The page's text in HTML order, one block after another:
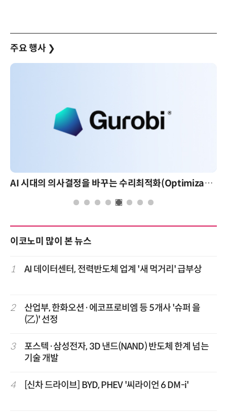
주요 행사 ❯
AI 시대의 의사결정을 바꾸는 수리최적화(Optimization): 실제 산업 적용 사례와 활용 전략
이코노미 많이 본 뉴스
1 AI 데이터센터, 전력반도체 업계 '새 먹거리' 급부상
2
산업부, 한화오션·에코프로비엠 등 5개사 '슈퍼 을
(乙)' 선정
3
포스텍·삼성전자, 3D 낸드(NAND) 반도체 한계 넘는
기술 개발
4 [신차 드라이브] BYD, PHEV '씨라이언 6 DM-i'